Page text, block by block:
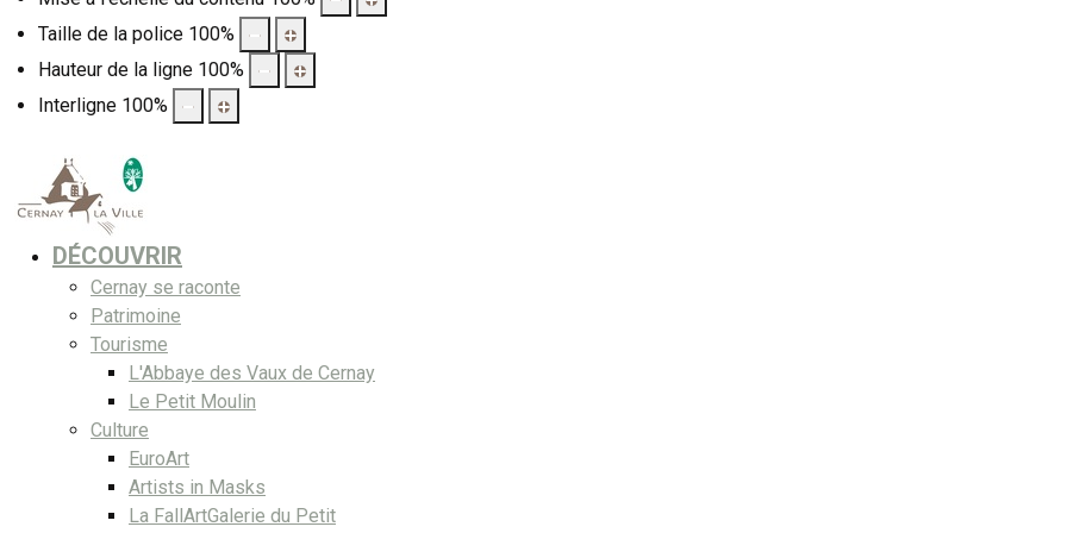
Taille de la police 100%
Hauteur de la ligne 100%
Interligne 100%
DÉCOUVRIR
Cernay se raconte
Patrimoine
Tourisme
L'Abbaye des Vaux de Cernay
Le Petit Moulin
Culture
EuroArt
Artists in Masks
La FallArtGalerie du Petit